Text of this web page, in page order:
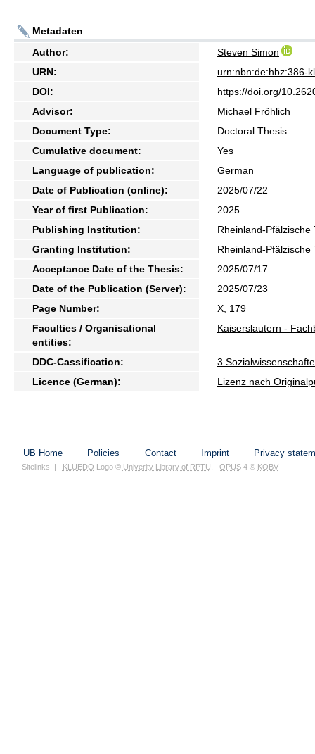
Metadaten
Author:
Steven Simon
URN:
urn:nbn:de:hbz:386-
DOI:
https://doi.org/
Advisor:
Michael Fröhlich
Document Type:
Doctoral Thesis
Cumulative document:
Yes
Language of publication:
German
Date of Publication (online):
2025/07/22
Year of first Publication:
2025
Publishing Institution:
Rheinland-
Granting Institution:
Rheinland-
Acceptance Date of the Thesis:
2025/07/17
Date of the Publication (Server):
2025/07/23
Page Number:
X, 179
Faculties / Organisational
entities:
Kaiserslautern -
DDC-Cassification:
3
Licence (German):
Lizenz nach
UB Home Policies Contact Imprint Privacy
Sitelinks | KLUEDO Logo © Univerity Library of RPTU OPUS4 © KOBV